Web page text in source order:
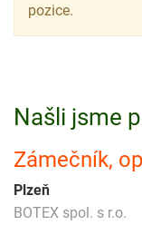
pozice.
Našli jsme
Zámečník,
Plzeň
BOTEX spol. s r.o.